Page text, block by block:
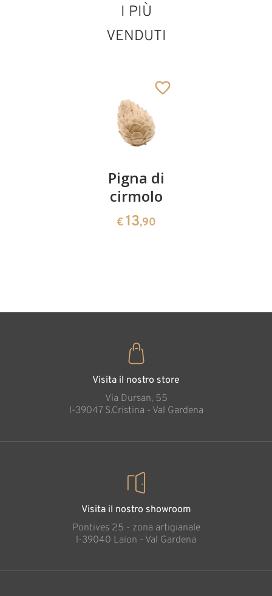
I PIÙ
VENDUTI
Pigna di
cirmolo
€ 13,90
Visita il nostro store
Via Dursan, 55
l-39047 S.Cristina - Val Gardena
Visita il nostro showroom
Pontives 25 - zona artigianale
l-39040 Laion - Val Gardena